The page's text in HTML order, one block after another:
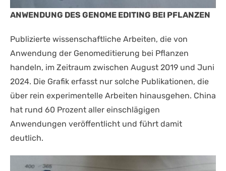
ANWENDUNG DES GENOME EDITING BEI PFLANZEN
Publizierte wissenschaftliche Arbeiten, die von
Anwendung der Genomeditierung bei Pflanzen
handeln, im Zeitraum zwischen August 2019 und Juni
2024. Die Grafik erfasst nur solche Publikationen, die
über rein experimentelle Arbeiten hinausgehen. China
hat rund 60 Prozent aller einschlägigen
Anwendungen veröffentlicht und führt damit
deutlich.